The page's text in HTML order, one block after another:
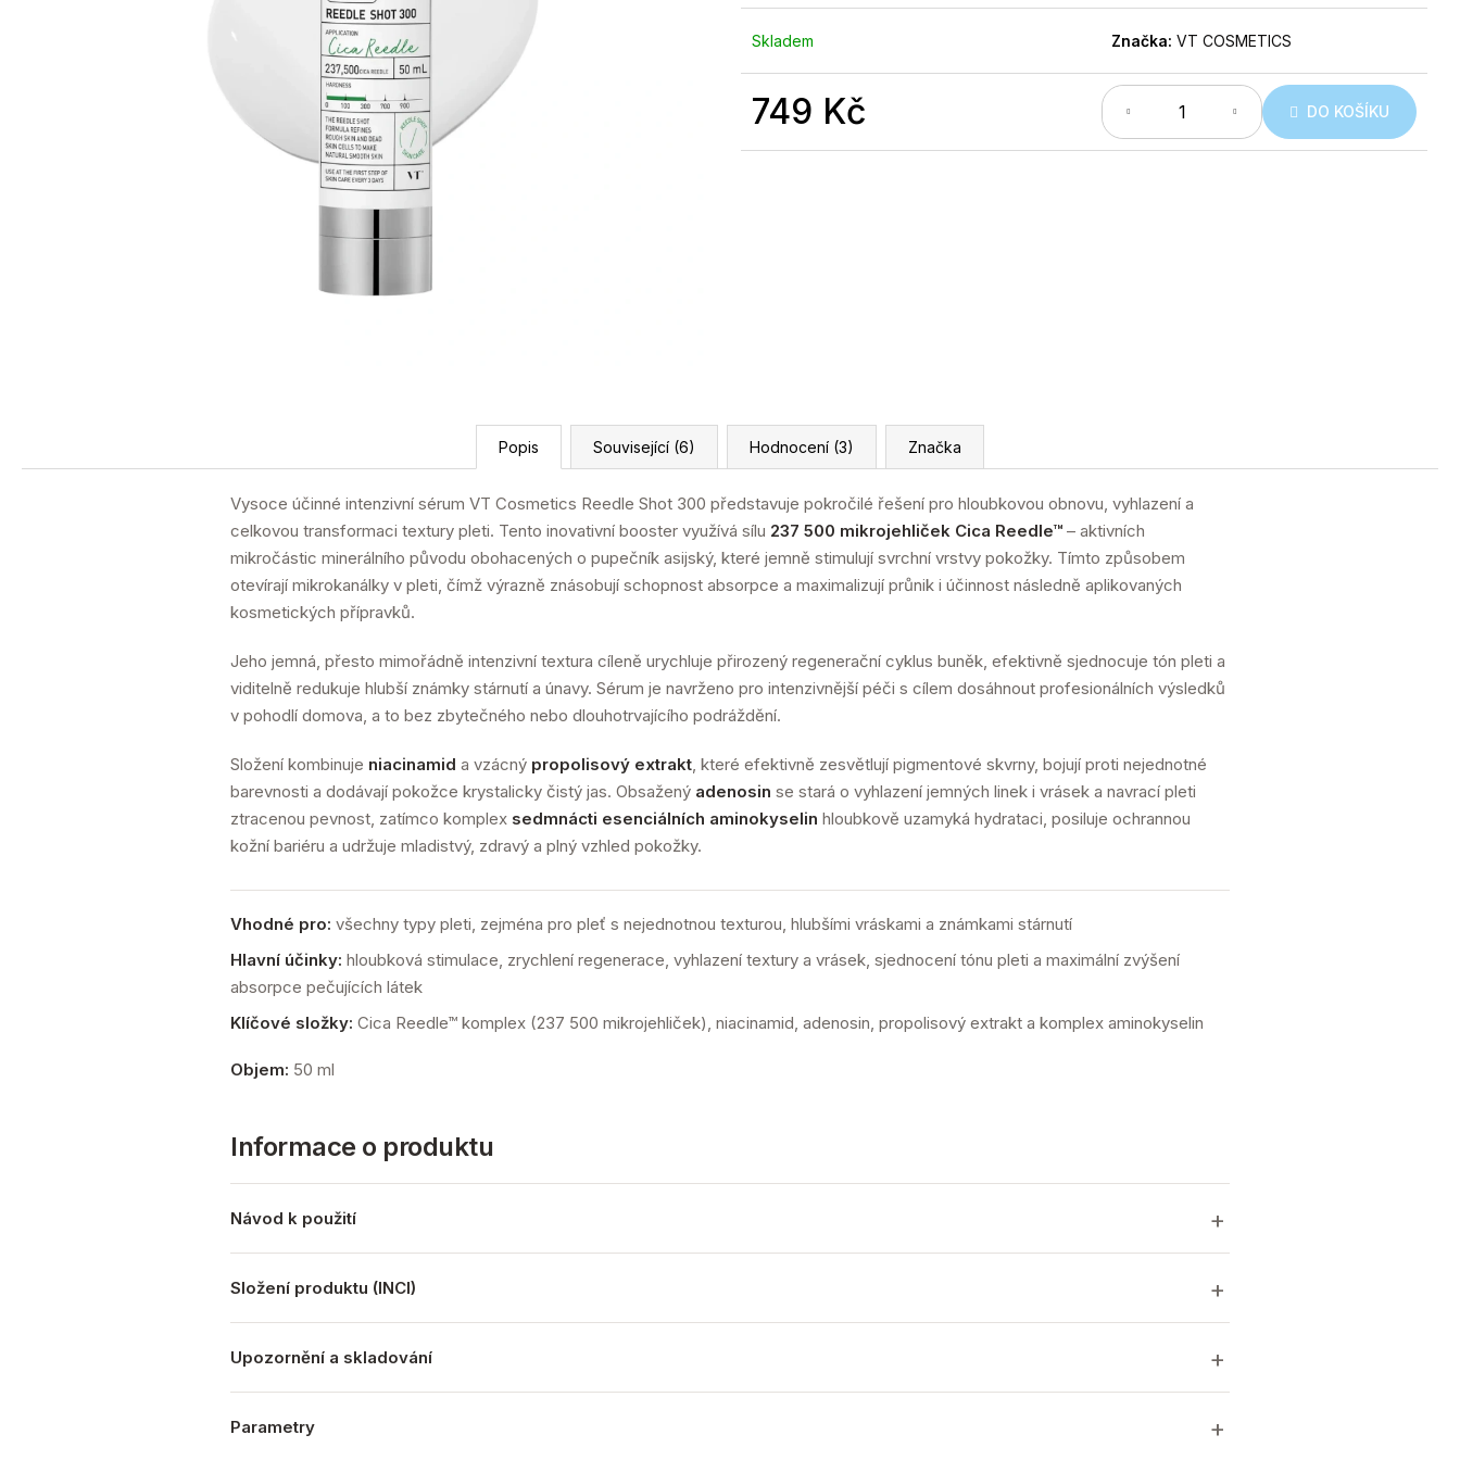
Skladem Značka: VT COSMETICS
749 Kč DO KOŠÍKU
Popis Související (6) Hodnocení (3) Značka
Vysoce účinné intenzivní sérum VT Cosmetics Reedle Shot 300 představuje pokročilé řešení pro hloubkovou obnovu, vyhlazení a
celkovou transformaci textury pleti. Tento inovativní booster využívá sílu 237 500 mikrojehliček Cica Reedle™ – aktivních
mikročástic minerálního původu obohacených o pupečník asijský, které jemně stimulují svrchní vrstvy pokožky. Tímto způsobem
otevírají mikrokanálky v pleti, čímž výrazně znásobují schopnost absorpce a maximalizují průnik i účinnost následně aplikovaných
kosmetických přípravků.
Jeho jemná, přesto mimořádně intenzivní textura cíleně urychluje přirozený regenerační cyklus buněk, efektivně sjednocuje tón pleti a
viditelně redukuje hlubší známky stárnutí a únavy. Sérum je navrženo pro intenzivnější péči s cílem dosáhnout profesionálních výsledků
v pohodlí domova, a to bez zbytečného nebo dlouhotrvajícího podráždění.
Složení kombinuje niacinamid a vzácný propolisový extrakt, které efektivně zesvětlují pigmentové skvrny, bojují proti nejednotné
barevnosti a dodávají pokožce krystalicky čistý jas. Obsažený adenosin se stará o vyhlazení jemných linek i vrásek a navrací pleti
ztracenou pevnost, zatímco komplex sedmnácti esenciálních aminokyselin hloubkově uzamyká hydrataci, posiluje ochrannou
kožní bariéru a udržuje mladistvý, zdravý a plný vzhled pokožky.
Vhodné pro: všechny typy pleti, zejména pro pleť s nejednotnou texturou, hlubšími vráskami a známkami stárnutí
Hlavní účinky: hloubková stimulace, zrychlení regenerace, vyhlazení textury a vrásek, sjednocení tónu pleti a maximální zvýšení
absorpce pečujících látek
Klíčové složky: Cica Reedle™ komplex (237 500 mikrojehliček), niacinamid, adenosin, propolisový extrakt a komplex aminokyselin
Objem: 50 ml
Informace o produktu
Návod k použití
Složení produktu (INCI)
Upozornění a skladování
Parametry